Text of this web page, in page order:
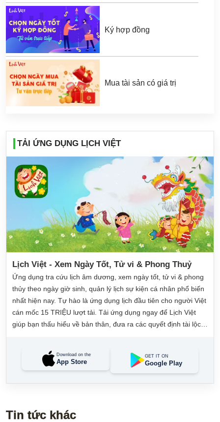
Ký hợp đồng
Mua tài sản có giá trị
TẢI ỨNG DỤNG LỊCH VIỆT
Lịch Việt - Xem Ngày Tốt, Tử vi & Phong Thuỷ
Ứng dụng tra cứu lịch âm dương, xem ngày tốt, tử vi & phong
thủy theo ngày giờ sinh, quản lý lịch sự kiện cá nhân phổ biến
nhất hiện nay. Tự hào là ứng dụng lịch đầu tiên cho người Việt
cán mốc 15 TRIỆU lượt tải. Tải ứng dụng ngay để Lịch Việt
giúp bạn thấu hiểu về bản thân, đưa ra các quyết định tài lộc,
Download on the
App Store
GET IT ON
Google Play
Tin tức khác